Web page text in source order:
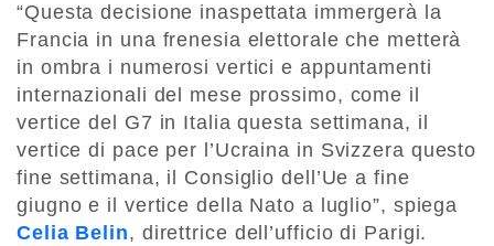
“Questa decisione inaspettata immergerà la
Francia in una frenesia elettorale che metterà
in ombra i numerosi vertici e appuntamenti
internazionali del mese prossimo, come il
vertice del G7 in Italia questa settimana, il
vertice di pace per l’Ucraina in Svizzera questo
fine settimana, il Consiglio dell’Ue a fine
giugno e il vertice della Nato a luglio”, spiega
Celia Belin, direttrice dell’ufficio di Parigi.